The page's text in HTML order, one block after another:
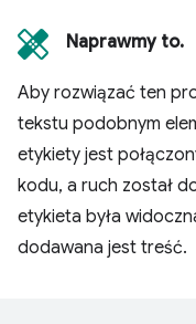
Naprawmy to.
Aby rozwiązać ten
tekstu podobnym
etykiety jest
kodu, a ruch został
etykieta była
dodawana jest treść.